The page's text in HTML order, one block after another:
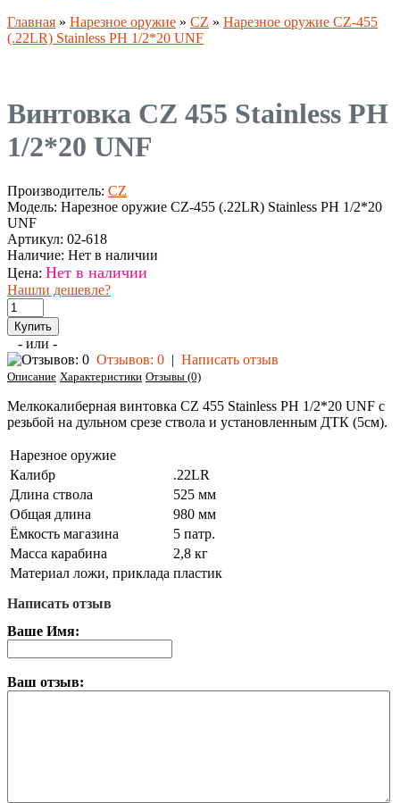
Главная » Нарезное оружие » CZ » Нарезное оружие CZ-455
(.22LR) Stainless PH 1/2*20 UNF
Винтовка CZ 455 Stainless PH
1/2*20 UNF
Производитель: CZ
Модель: Нарезное оружие CZ-455 (.22LR) Stainless PH 1/2*20
UNF
Артикул: 02-618
Наличие: Нет в наличии
Цена: Нет в наличии
Нашли дешевле?
- или -
Отзывов: 0 | Написать отзыв
Описание Характеристики Отзывы (0)
Мелкокалиберная винтовка CZ 455 Stainless PH 1/2*20 UNF с
резьбой на дульном срезе ствола и установленным ДТК (5см).
Нарезное оружие
Калибр
.22LR
Длина ствола
525 мм
Общая длина
980 мм
Ёмкость магазина
5 патр.
Масса карабина
2,8 кг
Материал ложи, приклада пластик
Написать отзыв
Ваше Имя:
Ваш отзыв: